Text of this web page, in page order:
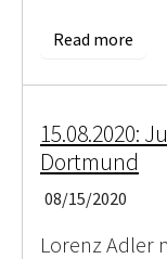
Read more
15.08.2020:
Dortmund
08/15/2020
Lorenz Adler